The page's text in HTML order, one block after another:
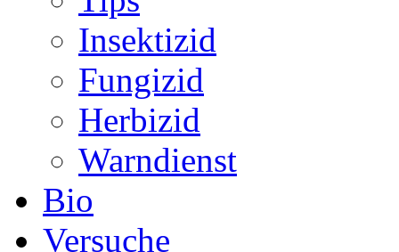
Insektizid
Fungizid
Herbizid
Warndienst
Bio
Versuche